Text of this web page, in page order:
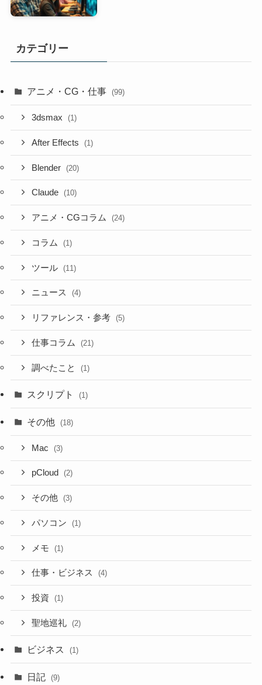
カテゴリー
アニメ・CG・仕事 (99)
3dsmax (1)
After Effects (1)
Blender (20)
Claude (10)
アニメ・CGコラム (24)
コラム (1)
ツール (11)
ニュース (4)
リファレンス・参考 (5)
仕事コラム (21)
調べたこと (1)
スクリプト (1)
その他 (18)
Mac (3)
pCloud (2)
その他 (3)
パソコン (1)
メモ (1)
仕事・ビジネス (4)
投資 (1)
聖地巡礼 (2)
ビジネス (1)
日記 (9)